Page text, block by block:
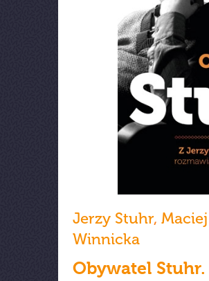
Jerzy Stuhr,
Winnicka
Obywatel